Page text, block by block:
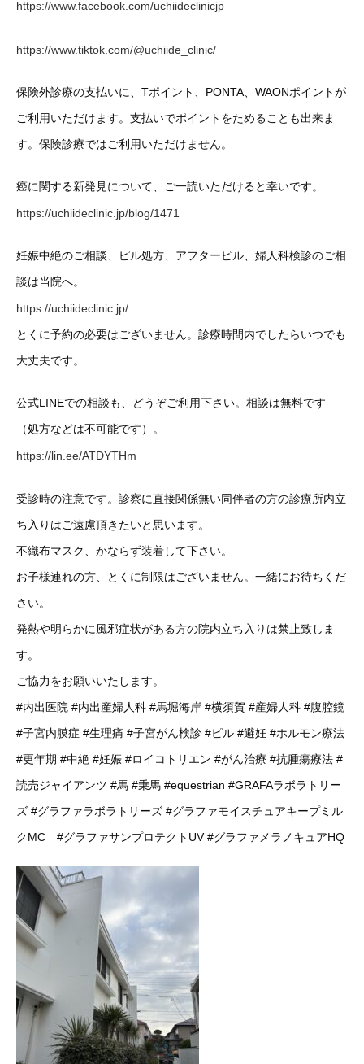
https://www.facebook.com/uchiideclinicjp
https://www.tiktok.com/@uchiide_clinic/
保険外診療の支払いに、Tポイント、PONTA、WAONポイントが
ご利用いただけます。支払いでポイントをためることも出来ま
す。保険診療ではご利用いただけません。
癌に関する新発見について、ご一読いただけると幸いです。
https://uchiideclinic.jp/blog/1471
妊娠中絶のご相談、ピル処方、アフターピル、婦人科検診のご相
談は当院へ。
https://uchiideclinic.jp/
とくに予約の必要はございません。診療時間内でしたらいつでも
大丈夫です。
公式LINEでの相談も、どうぞご利用下さい。相談は無料です
（処方などは不可能です）。
https://lin.ee/ATDYTHm
受診時の注意です。診察に直接関係無い同伴者の方の診療所内立
ち入りはご遠慮頂きたいと思います。
不織布マスク、かならず装着して下さい。
お子様連れの方、とくに制限はございません。一緒にお待ちくだ
さい。
発熱や明らかに風邪症状がある方の院内立ち入りは禁止致しま
す。
ご協力をお願いいたします。
#内出医院 #内出産婦人科 #馬堀海岸 #横須賀 #産婦人科 #腹腔鏡
#子宮内膜症 #生理痛 #子宮がん検診 #ピル #避妊 #ホルモン療法
#更年期 #中絶 #妊娠 #ロイコトリエン #がん治療 #抗腫瘍療法 #
読売ジャイアンツ #馬 #乗馬 #equestrian #GRAFAラボラトリー
ズ #グラファラボラトリーズ #グラファモイスチュアキープミル
クMC
#グラファサンプロテクトUV #グラファメラノキュアHQ